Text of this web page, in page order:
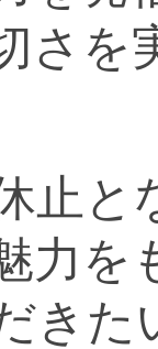
さを
止と
力を
きた